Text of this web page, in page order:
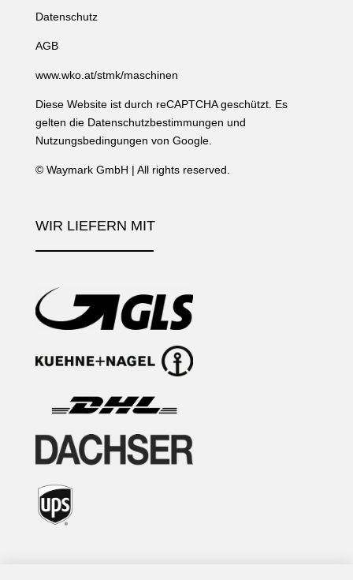
WIR LIEFERN MIT
Datenschutz
AGB
www.wko.at/stmk/maschinen
Diese Website ist durch reCAPTCHA geschützt. Es
gelten die Datenschutzbestimmungen und
Nutzungsbedingungen von Google.
© Waymark GmbH | All rights reserved.